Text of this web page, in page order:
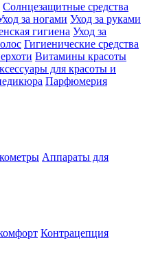
Солнцезащитные средства
за ногами Уход за руками
гигиена Уход за
Гигиенические средства
Витамины красоты
для красоты и
Парфюмерия
Аппараты для
Контрацепция